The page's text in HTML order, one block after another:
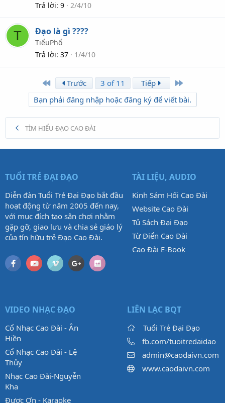
Trả lời 9 2/4/10
T Đạo là gì ????
TiểuPhổ
Trả lời 37 1/4/10
FirstTrước 3 of 11 Tiếp
Last
Bạn phải đăng nhập hoặc đăng ký để viết bài.
TÌM HIỂU ĐẠO CAO ĐÀI
TUỔI TRẺ ĐẠI ĐẠO
Diễn đàn Tuổi Trẻ Đại Đạo bắt đầu
hoạt động từ năm 2005 đến nay,
với mục đích tạo sân chơi nhằm
gặp gỡ, giao lưu và chia sẻ giáo lý
của tín hữu trẻ Đạo Cao Đài.
TÀI LIỆU, AUDIO
Kinh Sám Hối Cao Đài
Website Cao Đài
Tủ Sách Đại Đạo
Từ Điển Cao Đài
Cao Đài E-Book
VIDEO NHẠC ĐẠO
Cổ Nhạc Cao Đài - Ân
Hiền
Cổ Nhạc Cao Đài - Lệ
Thủy
Nhạc Cao Đài-Nguyễn
Kha
Được Ơn - Karaoke
LIÊN LẠC BQT
Tuổi Trẻ Đại Đạo
fb.com/tuoitredaidao
admin@caodaivn.com
www.caodaivn.com